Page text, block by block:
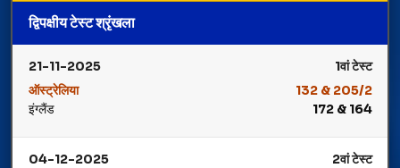
द्विपक्षीय टेस्ट श्रृंखला
21-11-2025
1वां टेस्ट
ऑस्ट्रेलिया
132 & 205/2
इंग्लैंड
172 & 164
Winner: ऑस्ट्रेलिया
04-12-2025
2वां टेस्ट